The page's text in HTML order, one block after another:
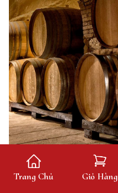
Trang Chủ Giỏ Hàng